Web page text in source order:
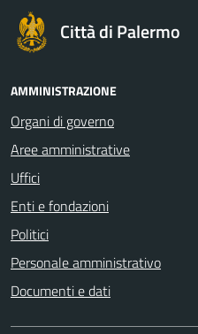
Città di Palermo
AMMINISTRAZIONE
Organi di governo
Aree amministrative
Uffici
Enti e fondazioni
Politici
Personale amministrativo
Documenti e dati